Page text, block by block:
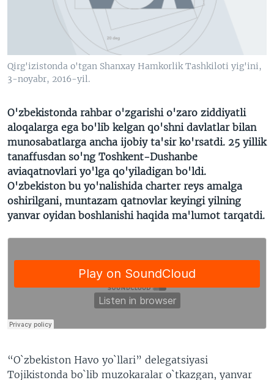
XABARLAR SURATLARDA
ODNOKLASSNIKI
TWITTER
SOUNDCLOUD
VOA
Qirg'izistonda o'tgan Shanxay Hamkorlik Tashkiloti yig'ini,
3-noyabr, 2016-yil.
O'zbekistonda rahbar o'zgarishi o'zaro ziddiyatli
aloqalarga ega bo'lib kelgan qo'shni davlatlar bilan
munosabatlarga ancha ijobiy ta'sir ko'rsatdi. 25 yillik
tanaffusdan so'ng Toshkent-Dushanbe
aviaqatnovlari yo'lga qo'yiladigan bo'ldi.
O'zbekiston bu yo'nalishida charter reys amalga
oshirilgani, muntazam qatnovlar keyingi yilning
yanvar oyidan boshlanishi haqida ma'lumot tarqatdi.
“O`zbekiston Havo yo`llari” delegatsiyasi
Tojikistonda bo`lib muzokaralar o`tkazgan, yanvar